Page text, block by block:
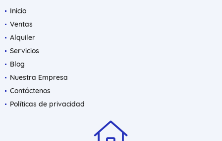
Inicio
Ventas
Alquiler
Servicios
Blog
Nuestra Empresa
Contáctenos
Políticas de privacidad